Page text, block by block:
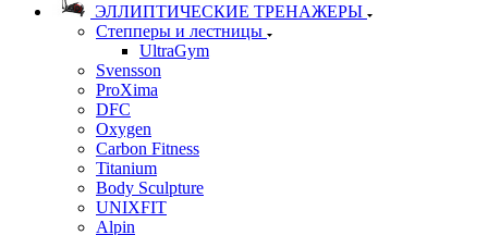
ЭЛЛИПТИЧЕСКИЕ ТРЕНАЖЕРЫ
Степперы и лестницы
UltraGym
Svensson
ProXima
DFC
Oxygen
Carbon Fitness
Titanium
Body Sculpture
UNIXFIT
Alpin